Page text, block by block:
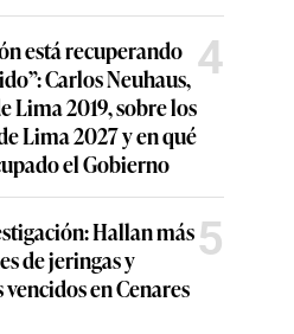
está recuperando
Carlos Neuhaus,
Lima 2019, sobre los
Lima 2027 y en qué
el Gobierno
4
Hallan más
de jeringas y
en Cenares
5